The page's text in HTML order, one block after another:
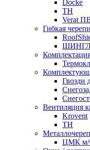
Docke
ТН
Verat
Гибкая
Гвозди
Вентиляция
Krovent
ТН
ЦМК м/